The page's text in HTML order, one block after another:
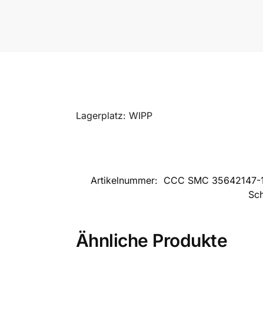
Lagerplatz: WIPP
Artikelnummer: CCC SMC 35642147-
Ähnliche Produkte